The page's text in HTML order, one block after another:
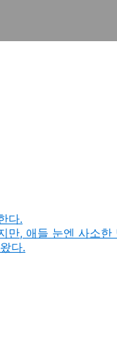
다.
, 애들 눈엔 사소
다.